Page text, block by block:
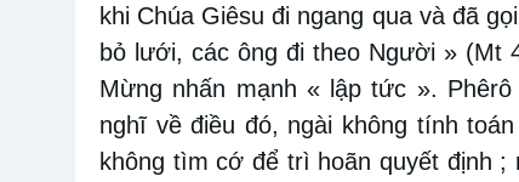
khi Chúa Giêsu đi ngang qua và đã
bỏ lưới, các ông đi theo Người » (Mt
Mừng nhấn mạnh « lập tức ».
nghĩ về điều đó, ngài không tính
không tìm cớ để trì hoãn quyết định